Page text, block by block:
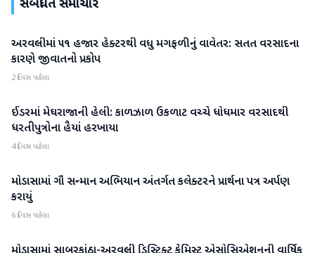
સંબંધિત સમાચાર
અરવલ્લી
અરવલ્લીમાં ૫૧ હજાર હેક્ટરથી વધુ મગફળીનું વાવેતર: સતત વરસાદના
કારણે જીવાતનો પ્રકોપ
2 દિવસ પહેલા
અરવલ્લી
ઈડરમાં મેઘરાજાની હેલી: કાળઝાળ ઉકળાટ વચ્ચે ધોધમાર વરસાદથી
ધરતીપુત્રોના હૈયાં હરખાયા
4 દિવસ પહેલા
અરવલ્લી
મોડાસામાં ગૌ સન્માન અભિયાન અંતર્ગત કલેક્ટરને પ્રાર્થના પત્ર અર્પણ
કરાયું
6 દિવસ પહેલા
અરવલ્લી